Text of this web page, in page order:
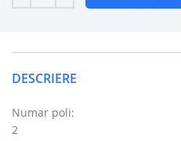
DESCRIERE
Numar poli:
2